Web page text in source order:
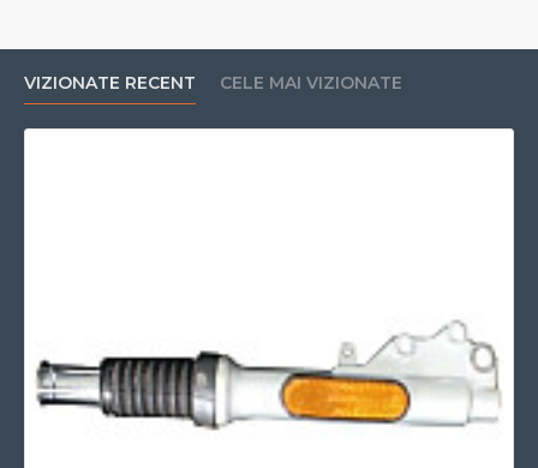
VIZIONATE RECENT CELE MAI VIZIONATE